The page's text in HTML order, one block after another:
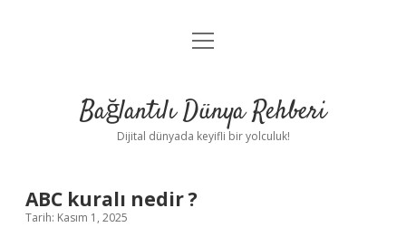
Anasayfa
Yasal Uyarı
menüyü
Bağlantılı Dünya Rehberi
Dijital dünyada keyifli bir yolculuk!
ABC kuralı nedir ?
Tarih: Kasım 1, 2025